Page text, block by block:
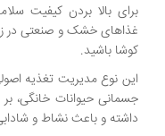
برای بالا بردن کیفیت
غذاهای خشک و صنعتی در
کوشا باشید.
این نوع مدیریت تغذیه
جسمانی حیوانات خانگی، بر
داشته و باعث نشاط و